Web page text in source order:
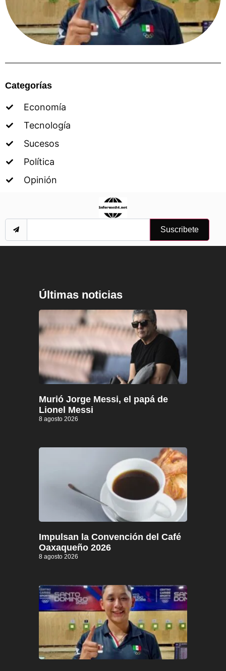
Categorías
Economía
Tecnología
Sucesos
Política
Opinión
Suscribete
Últimas noticias
Murió Jorge Messi, el papá de
Lionel Messi
8 agosto 2026
Impulsan la Convención del Café
Oaxaqueño 2026
8 agosto 2026